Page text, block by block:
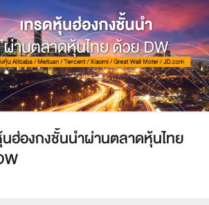
นฮ่องกงชั้นนำผ่านตลาดหุ้นไทย